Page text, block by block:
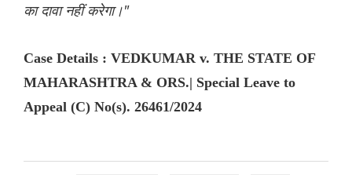
का दावा नहीं करेगा।"
Case Details : VEDKUMAR v. THE STATE OF
MAHARASHTRA & ORS.| Special Leave to
Appeal (C) No(s). 26461/2024